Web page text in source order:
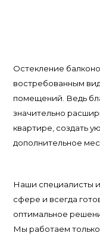
Остекление
востребованным
помещений. Ведь
значительно
квартире, создать
дополнительное
Наши специалисты
сфере и всегда
оптимальное
Мы работаем